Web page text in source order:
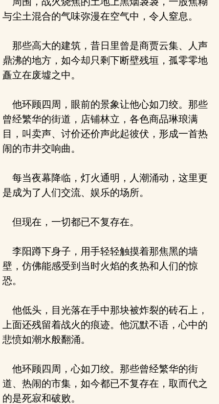
与尘土混合的气味弥漫在空气中，令人窒息。
那些高大的建筑，昔日里曾是商贾云集、人声
鼎沸的地方，如今却只剩下断壁残垣，孤零零地
矗立在废墟之中。
他环顾四周，眼前的景象让他心如刀绞。那些
曾经繁华的街道，店铺林立，各色商品琳琅满
目，叫卖声、讨价还价声此起彼伏，形成一首热
闹的市井交响曲。
每当夜幕降临，灯火通明，人潮涌动，这里更
是成为了人们交流、娱乐的场所。
但现在，一切都已不复存在。
李阳蹲下身子，用手轻轻触摸着那焦黑的墙
壁，仿佛能感受到当时火焰的炙热和人们的惊
恐。
他低头，目光落在手中那块被炸裂的砖石上，
上面还残留着战火的痕迹。他沉默不语，心中的
悲愤如潮水般翻涌。
他环顾四周，心如刀绞。那些曾经繁华的街
道、热闹的市集，如今都已不复存在，取而代之
的是死寂和破败。